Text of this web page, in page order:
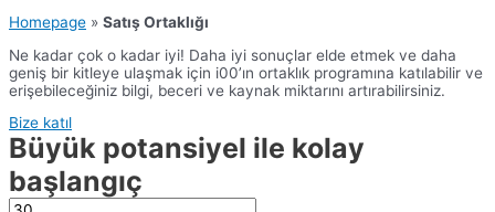
Homepage » Satış Ortaklığı
Ne kadar çok o kadar iyi! Daha iyi sonuçlar elde etmek ve daha
geniş bir kitleye ulaşmak için i00’ın ortaklık programına katılabilir ve
erişebileceğiniz bilgi, beceri ve kaynak miktarını artırabilirsiniz.
Bize katıl
Büyük potansiyel ile kolay
başlangıç